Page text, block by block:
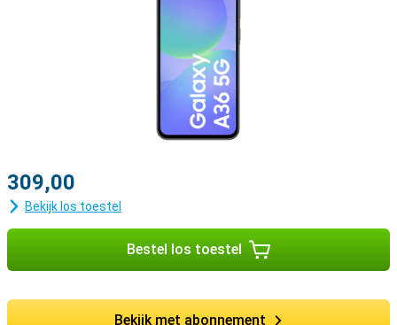
309,00
Bekijk los toestel
Bestel los toestel
Bekijk met abonnement